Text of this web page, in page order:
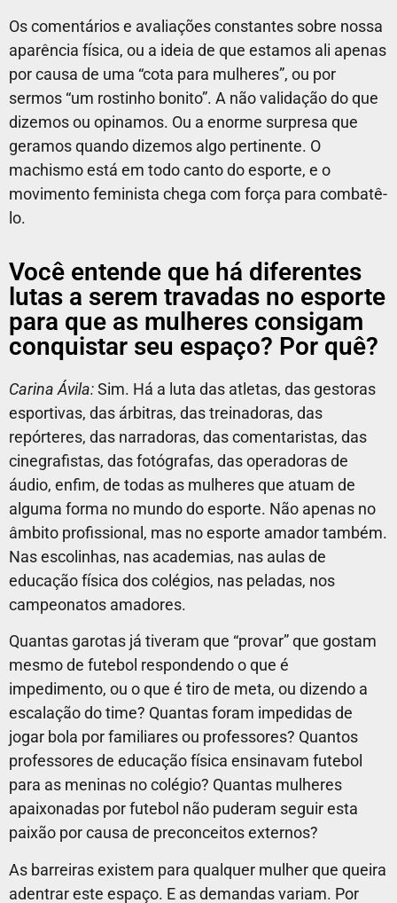
Os comentários e avaliações constantes sobre nossa
aparência física, ou a ideia de que estamos ali apenas
por causa de uma “cota para mulheres”, ou por
sermos “um rostinho bonito”. A não validação do que
dizemos ou opinamos. Ou a enorme surpresa que
geramos quando dizemos algo pertinente. O
machismo está em todo canto do esporte, e o
movimento feminista chega com força para combatê-
lo.
Você entende que há diferentes
lutas a serem travadas no esporte
para que as mulheres consigam
conquistar seu espaço? Por quê?
Carina Ávila:Sim. Há a luta das atletas, das gestoras
esportivas, das árbitras, das treinadoras, das
repórteres, das narradoras, das comentaristas, das
cinegrafistas, das fotógrafas, das operadoras de
áudio, enfim, de todas as mulheres que atuam de
alguma forma no mundo do esporte. Não apenas no
âmbito profissional, mas no esporte amador também.
Nas escolinhas, nas academias, nas aulas de
educação física dos colégios, nas peladas, nos
campeonatos amadores.
Quantas garotas já tiveram que “provar” que gostam
mesmo de futebol respondendo o que é
impedimento, ou o que é tiro de meta, ou dizendo a
escalação do time? Quantas foram impedidas de
jogar bola por familiares ou professores? Quantos
professores de educação física ensinavam futebol
para as meninas no colégio? Quantas mulheres
apaixonadas por futebol não puderam seguir esta
paixão por causa de preconceitos externos?
As barreiras existem para qualquer mulher que queira
adentrar este espaço. E as demandas variam. Por